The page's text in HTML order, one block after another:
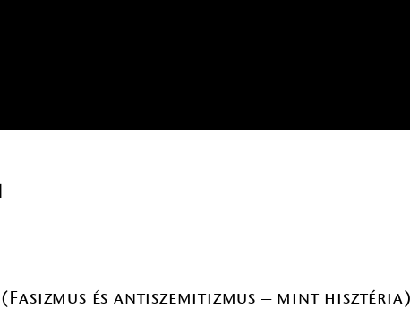
és antiszemitizmus – mint